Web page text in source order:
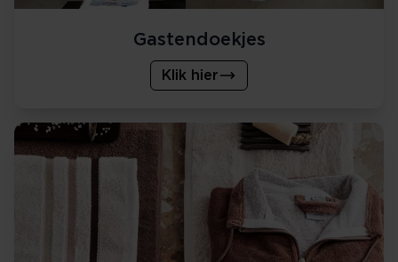
Gastendoekjes
Klik hier